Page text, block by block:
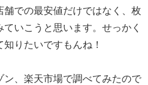
での最安値だけではなく、枚
いこうと思います。せっかく
りたいですもんね！
ン、楽天市場で調べてみたので